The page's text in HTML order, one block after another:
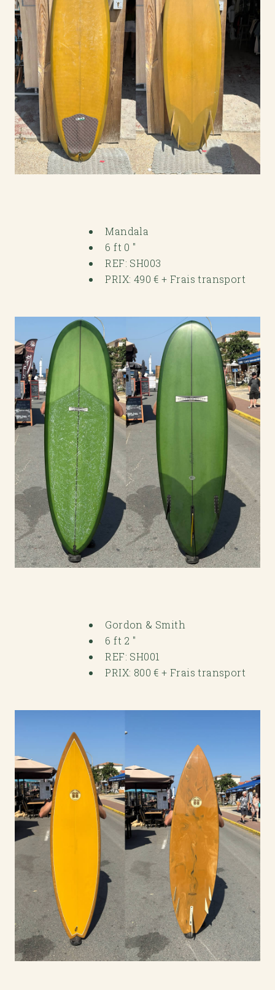
Mandala
6 ft 0 "
REF: SH003
PRIX: 490 € + Frais transport
Gordon & Smith
6 ft 2 "
REF: SH001
PRIX: 800 € + Frais transport